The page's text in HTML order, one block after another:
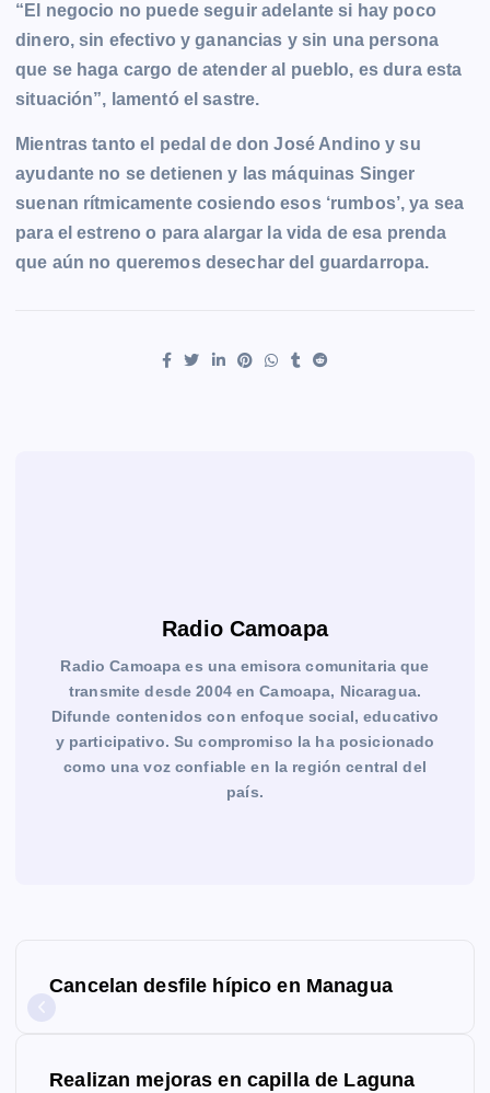
“El negocio no puede seguir adelante si hay poco
dinero, sin efectivo y ganancias y sin una persona
que se haga cargo de atender al pueblo, es dura esta
situación”, lamentó el sastre.
Mientras tanto el pedal de don José Andino y su
ayudante no se detienen y las máquinas Singer
suenan rítmicamente cosiendo esos ‘rumbos’, ya sea
para el estreno o para alargar la vida de esa prenda
que aún no queremos desechar del guardarropa.
Radio Camoapa
Radio Camoapa es una emisora comunitaria que
transmite desde 2004 en Camoapa, Nicaragua.
Difunde contenidos con enfoque social, educativo
y participativo. Su compromiso la ha posicionado
como una voz confiable en la región central del
país.
Cancelan desfile hípico en Managua
Realizan mejoras en capilla de Laguna